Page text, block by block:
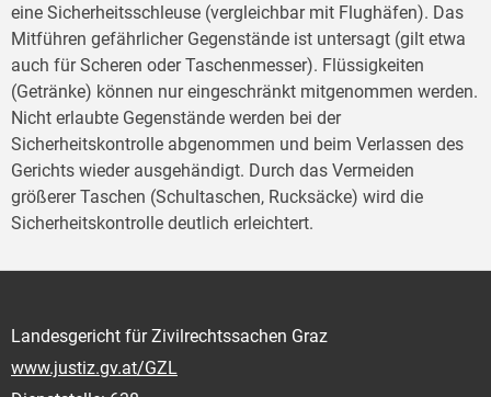
eine Sicherheitsschleuse (vergleichbar mit Flughäfen). Das
Mitführen gefährlicher Gegenstände ist untersagt (gilt etwa
auch für Scheren oder Taschenmesser). Flüssigkeiten
(Getränke) können nur eingeschränkt mitgenommen werden.
Nicht erlaubte Gegenstände werden bei der
Sicherheitskontrolle abgenommen und beim Verlassen des
Gerichts wieder ausgehändigt. Durch das Vermeiden
größerer Taschen (Schultaschen, Rucksäcke) wird die
Sicherheitskontrolle deutlich erleichtert.
Landesgericht für Zivilrechtssachen Graz
www.justiz.gv.at/GZL